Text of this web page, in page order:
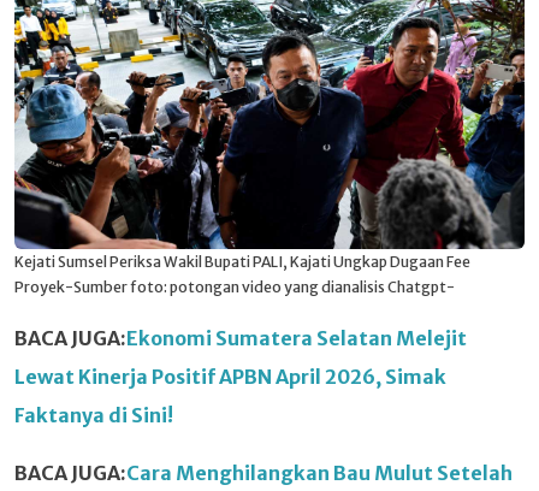
Kejati Sumsel Periksa Wakil Bupati PALI, Kajati Ungkap Dugaan Fee
Proyek-Sumber foto: potongan video yang dianalisis Chatgpt-
BACA JUGA:Ekonomi Sumatera Selatan Melejit
Lewat Kinerja Positif APBN April 2026, Simak
Faktanya di Sini!
BACA JUGA:Cara Menghilangkan Bau Mulut Setelah